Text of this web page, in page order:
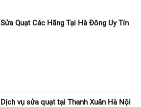
Sửa Quạt Các Hãng Tại Hà Đông Uy Tín
Dịch vụ sửa quạt tại Thanh Xuân Hà Nội